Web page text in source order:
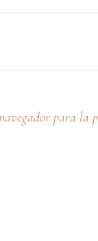
para la